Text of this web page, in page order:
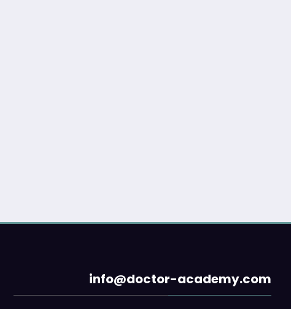
info@doctor-academy.com